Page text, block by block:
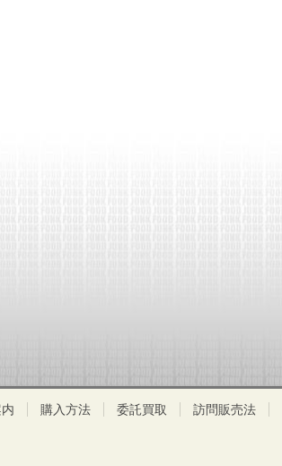
購入方法 委託買取 訪問販売法